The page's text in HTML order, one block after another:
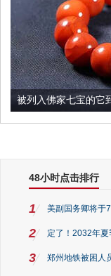
被列入佛家七宝的它
48小时点击排行
1 美副国务卿将于
2 定了！2032年
3 郑州地铁被困人